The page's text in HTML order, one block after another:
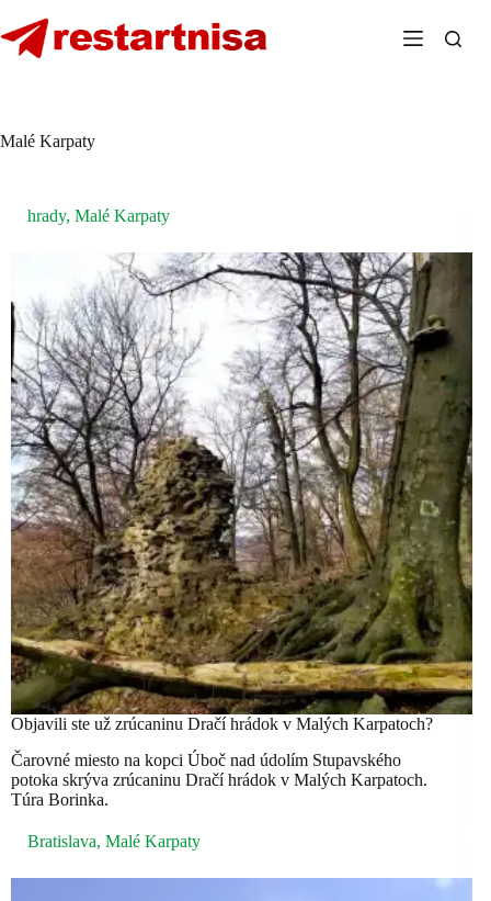
to
content
Malé Karpaty
hrady, Malé Karpaty
Objavili ste už zrúcaninu Dračí hrádok v Malých Karpatoch?
Čarovné miesto na kopci Úboč nad údolím Stupavského
potoka skrýva zrúcaninu Dračí hrádok v Malých Karpatoch.
Túra Borinka.
Bratislava, Malé Karpaty